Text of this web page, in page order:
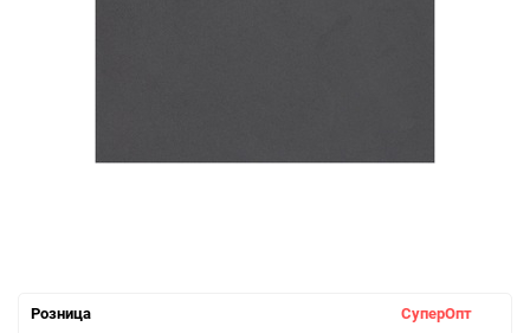
Розница СуперОпт